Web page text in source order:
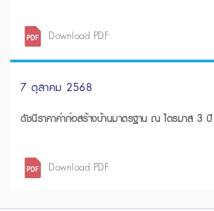
Download PDF
7 ตุลาคม 2568
ดัชนีราคาค่าก่อสร้างบ้านมาตรฐาน ณ ไตรมาส 3
Download PDF